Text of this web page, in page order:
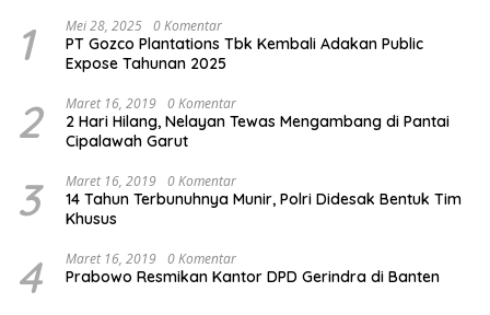
1 Mei 28, 2025 0 Komentar
PT Gozco Plantations Tbk Kembali Adakan Public
Expose Tahunan 2025
2 Maret 16, 2019 0 Komentar
2 Hari Hilang, Nelayan Tewas Mengambang di Pantai
Cipalawah Garut
3 Maret 16, 2019 0 Komentar
14 Tahun Terbunuhnya Munir, Polri Didesak Bentuk Tim
Khusus
4 Maret 16, 2019 0 Komentar
Prabowo Resmikan Kantor DPD Gerindra di Banten